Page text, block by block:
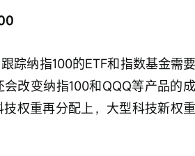
踪纳指100的ETF和指数基金需
改变纳指100和QQQ等产品的
权重再分配上，大型科技新权